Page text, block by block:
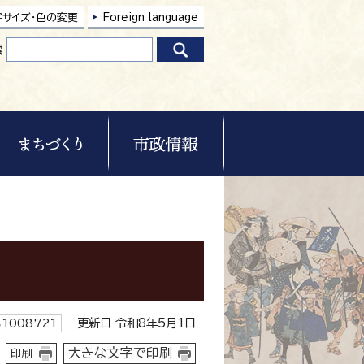
イズ・色の変更 Foreign language
1008721 更新日 令和8年5月1日
印刷 大きな文字で印刷